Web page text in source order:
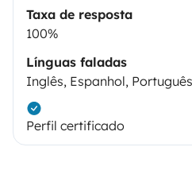
Taxa de resposta
100%
Línguas faladas
Inglês, Espanhol, Português
Perfil certificado